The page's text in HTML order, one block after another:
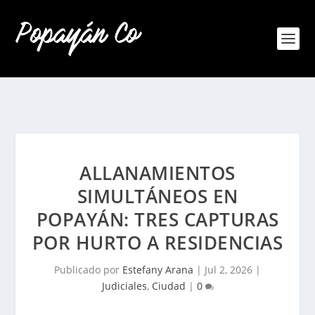
ALLANAMIENTOS
SIMULTÁNEOS EN
POPAYÁN: TRES CAPTURAS
POR HURTO A RESIDENCIAS
Publicado por Estefany Arana | Jul 2, 2026 |
Judiciales, Ciudad | 0